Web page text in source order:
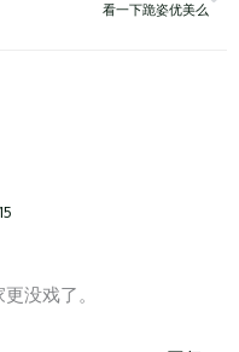
看一下跪姿优美么
没戏了。